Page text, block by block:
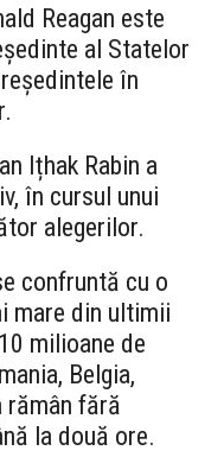
Reagan este
al Statelor
în
Ițhak Rabin a
în cursul unui
alegerilor.
confruntă cu o
mare din ultimii
milioane de
Belgia,
rămân fără
la două ore.